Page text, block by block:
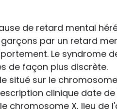
de retard mental
par un retard
Le syndrome
de façon plus discrète.
situé sur le
clinique date de
chromosome X, lieu de